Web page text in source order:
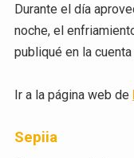
Durante el día
noche, el
publiqué en la
Ir a la página web de
Sepiia